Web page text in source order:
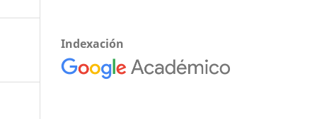
Indexación